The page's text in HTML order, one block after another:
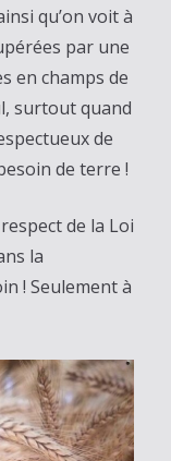
qu’on voit à
par une
en champs de
surtout quand
de
de terre !
de la Loi
la
! Seulement à